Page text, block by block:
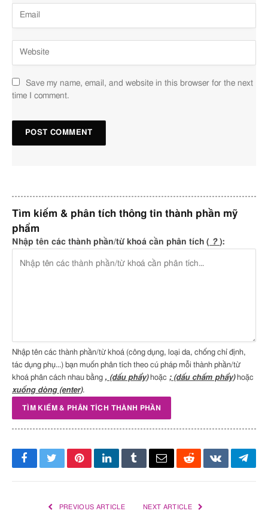
Save my name, email, and website in this browser for the next
time I comment.
Tìm kiếm & phân tích thông tin thành phần mỹ
phẩm
Nhập tên các thành phần/từ khoá cần phân tích ( ? ):
Nhập tên các thành phần/từ khoá (công dụng, loại da, chống chỉ định,
tác dụng phụ...) bạn muốn phân tích theo cú pháp mỗi thành phần/từ
khoá phân cách nhau bằng , (dấu phẩy)hoặc ; (dấu chấm phẩy)hoặc
xuống dòng (enter).
FacebookTwitterPinterestLinkedInTumblrEmailRedditVKontakte
PREVIOUS ARTICLE NEXT ARTICLE